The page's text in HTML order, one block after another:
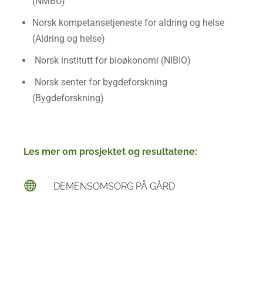
Norsk kompetansetjeneste for aldring og helse
(Aldring og helse)
Norsk institutt for bioøkonomi (NIBIO)
Norsk senter for bygdeforskning
(Bygdeforskning)
Les mer om prosjektet og resultatene:
DEMENSOMSORG PÅ GÅRD